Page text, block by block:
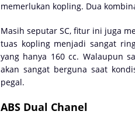
memerlukan kopling. Dua
Masih seputar SC, fitur ini juga
tuas kopling menjadi sangat
yang hanya 160 cc. Walaupun
akan sangat berguna saat
pegal.
ABS Dual Chanel